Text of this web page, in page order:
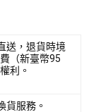
送，退貨時境
（新臺幣95
利。
貨服務。